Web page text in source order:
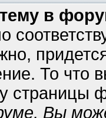
в
То что
страницы
Вы